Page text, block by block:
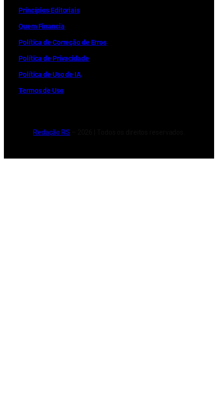
Princípios Editoriais
Quem Financia
Política de Correção de Erros
Política de Privacidade
Política de Uso de IA
Termos de Uso
Redação RS